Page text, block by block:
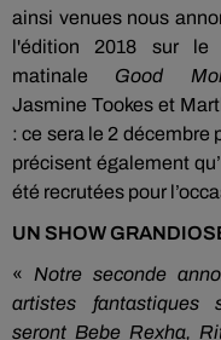
ainsi venues nous
l'édition 2018 sur le
matinale
Good
Jasmine Tookes et
: ce sera le 2 décembre
précisent également
été recrutées pour
UN SHOW
« Notre seconde
artistes fantastiques
seront Bebe Rexha,